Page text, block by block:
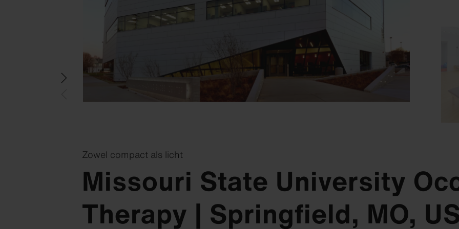
Swisspearl Magazine Downloads
Swisspearl Magazine Downloads
Swisspearl Magazine Downloads
Swisspearl Magazine Downloads
Zowel compact als licht
Missouri State University
Therapy | Springfield, MO,